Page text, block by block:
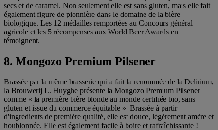
secs et de caramel. Non seulement elle est sans gluten, mais elle fait
également figure de pionnière dans le domaine de la bière
biologique. Les 12 médailles remportées au Concours général
agricole et les 5 récompenses aux World Beer Awards en
témoignent.
8. Mongozo Premium Pilsener
Brassée par la même brasserie qui a fait la renommée de la Delirium,
la Brouwerij L. Huyghe présente la Mongozo Premium Pilsener
comme « la première bière blonde au monde certifiée bio, sans
gluten et issue du commerce équitable ». Brassée à partir
d'ingrédients de première qualité, elle est douce, légèrement amère et
houblonnée. Elle est également facile à boire et rafraîchissante !